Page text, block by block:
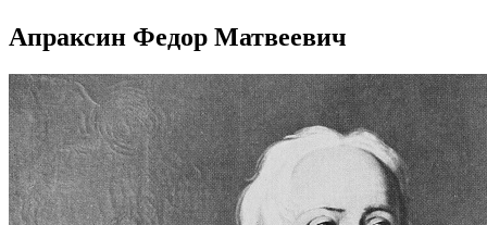
Апраксин Федор Матвеевич